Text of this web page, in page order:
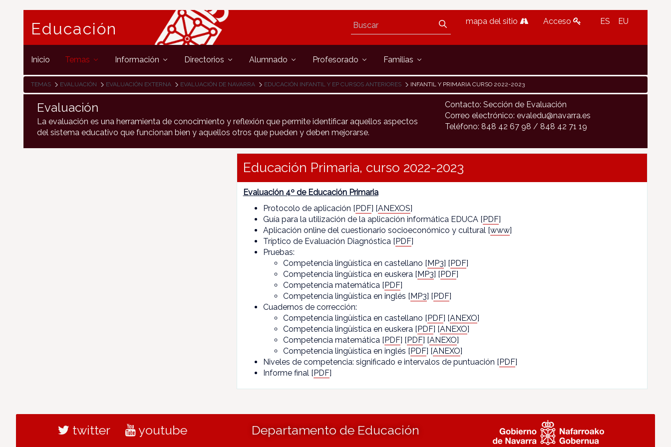
Educación mapa del sitio Acceso ES EU
Inicio Temas Información Directorios Alumnado Profesorado Familias
TEMAS EVALUACIÓN EVALUACIÓN EXTERNA EVALUACIÓN DE NAVARRA EDUCACIÓN INFANTIL Y EP CURSOS ANTERIORES INFANTIL Y PRIMARIA CURSO 2022-2023
Evaluación
La evaluación es una herramienta de conocimiento y reflexión que permite identificar aquellos aspectos
del sistema educativo que funcionan bien y aquellos otros que pueden y deben mejorarse.
Contacto: Sección de Evaluación
Correo electrónico: evaledu@navarra.es
Teléfono: 848 42 67 98 / 848 42 71 19
Educación Primaria, curso 2022-2023
Evaluación 4º de Educación Primaria
Protocolo de aplicación [PDF] [ANEXOS]
Guía para la utilización de la aplicación informática EDUCA [PDF]
Aplicación online del cuestionario socioeconómico y cultural [www]
Tríptico de Evaluación Diagnóstica [PDF]
Pruebas:
Competencia lingüística en castellano [MP3] [PDF]
Competencia lingüística en euskera [MP3] [PDF]
Competencia matemática [PDF]
Competencia lingüística en inglés [MP3] [PDF]
Cuadernos de corrección:
Competencia lingüística en castellano [PDF] [ANEXO]
Competencia lingüística en euskera [PDF] [ANEXO]
Competencia matemática [PDF] [PDF] [ANEXO]
Competencia lingüística en inglés [PDF] [ANEXO]
Niveles de competencia: significado e intervalos de puntuación [PDF]
Informe final [PDF]
twitter youtube Departamento de Educación